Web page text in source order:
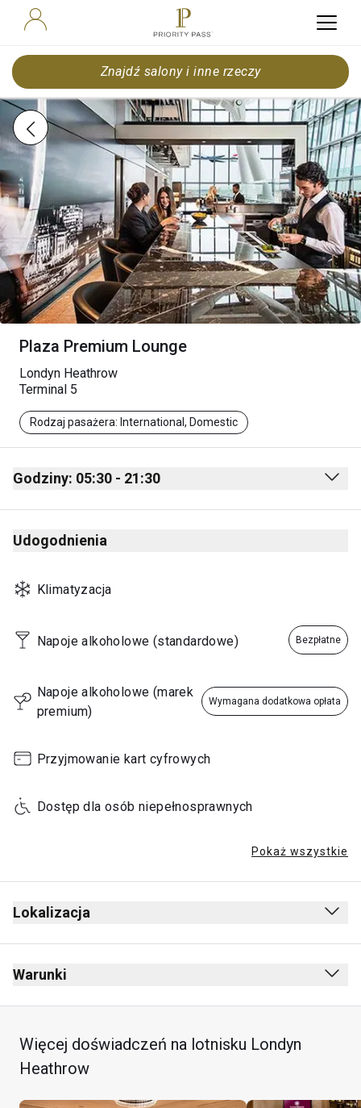
Znajdź salony i inne rzeczy
Plaza Premium Lounge
Londyn Heathrow
Terminal 5
Rodzaj pasażera: International, Domestic
Godziny: 05:30 - 21:30
Monday 05:30 - 21:30
Tuesday
Thursday
Friday 05:30 - 21:30
Sunday 05:30 - 21:30
Udogodnienia
Klimatyzacja
Napoje alkoholowe (standardowe) Bezpłatne
Napoje alkoholowe (marek
premium)
Wymagana dodatkowa opłata
Przyjmowanie kart cyfrowych
Dostęp dla osób niepełnosprawnych
Pokaż wszystkie
Lokalizacja
Warunki
Zakaz palenia (w tym e-papierosów)
Brak zasad dotyczących ubioru
Bezpłatny wstęp dla dzieci poniżej 2 lat
Więcej doświadczeń na lotnisku Londyn
Heathrow